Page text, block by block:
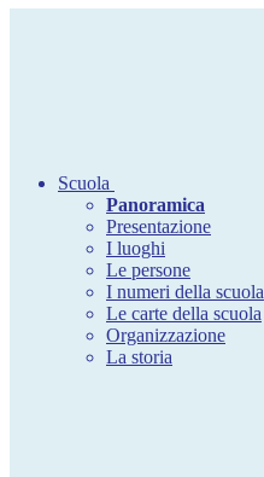
Scuola
Panoramica
Presentazione
I luoghi
Le persone
I numeri della scuola
Le carte della scuola
Organizzazione
La storia